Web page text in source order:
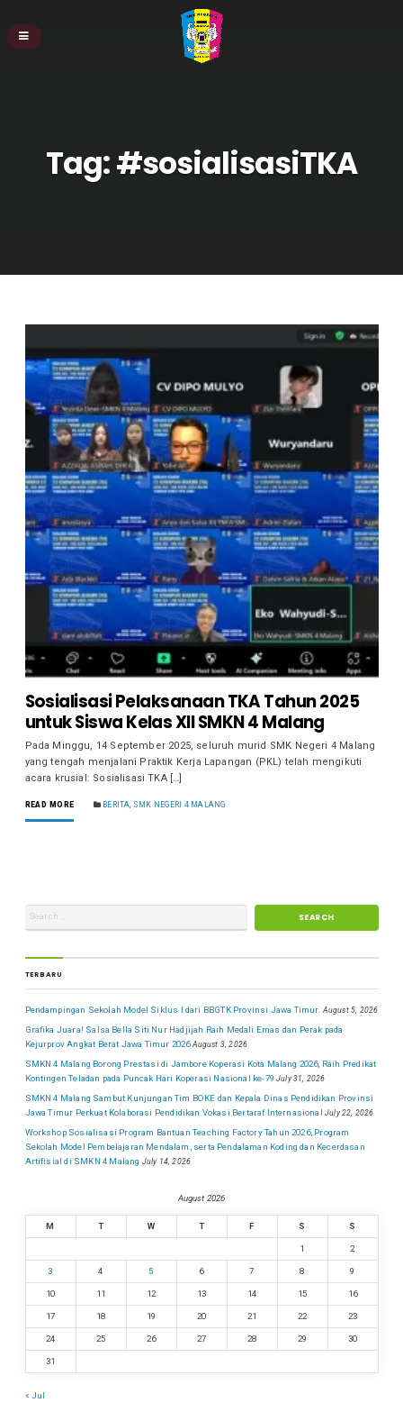
Tag:#sosialisasiTKA
Sosialisasi Pelaksanaan TKA Tahun 2025
untuk Siswa Kelas XII SMKN 4 Malang
Pada Minggu, 14 September 2025, seluruh murid SMK Negeri 4 Malang
yang tengah menjalani Praktik Kerja Lapangan (PKL) telah mengikuti
acara krusial: Sosialisasi TKA […]
READ MORE BERITA SMK NEGERI 4 MALANG
TERBARU
Pendampingan Sekolah Model Siklus I dari BBGTK Provinsi Jawa Timur. August 5, 2026
Grafika Juara! Salsa Bella Siti Nur Hadjijah Raih Medali Emas dan Perak pada
Kejurprov Angkat Berat Jawa Timur 2026 August 3, 2026
SMKN 4 Malang Borong Prestasi di Jambore Koperasi Kota Malang 2026, Raih Predikat
Kontingen Teladan pada Puncak Hari Koperasi Nasional ke-79 July 31, 2026
SMKN 4 Malang Sambut Kunjungan Tim BOKE dan Kepala Dinas Pendidikan Provinsi
Jawa Timur Perkuat Kolaborasi Pendidikan Vokasi Bertaraf Internasional July 22, 2026
Workshop Sosialisasi Program Bantuan Teaching Factory Tahun 2026, Program
Sekolah Model Pembelajaran Mendalam, serta Pendalaman Koding dan Kecerdasan
Artifisial di SMKN 4 Malang July 14, 2026
August 2026
M T W T F S S
1 2
3 4 5 6 7 8 9
10 11 12 13 14 15 16
17 18 19 20 21 22 23
24 25 26 27 28 29 30
31
« Jul